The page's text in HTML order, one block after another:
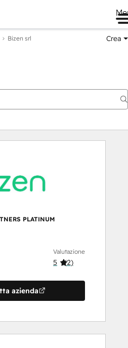
Bizen srl Crea
PLATINUM
Valutazione
5 (2)
azienda